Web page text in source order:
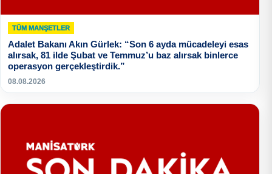
TÜM MANŞETLER
Adalet Bakanı Akın Gürlek: “Son 6 ayda mücadeleyi esas
alırsak, 81 ilde Şubat ve Temmuz’u baz alırsak binlerce
operasyon gerçekleştirdik.”
08.08.2026